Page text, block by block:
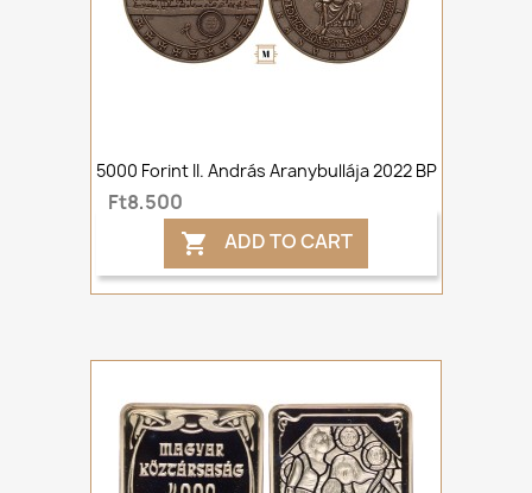
5000 Forint II. András Aranybullája 2022 BP
Ft8,500
 ADD TO CART